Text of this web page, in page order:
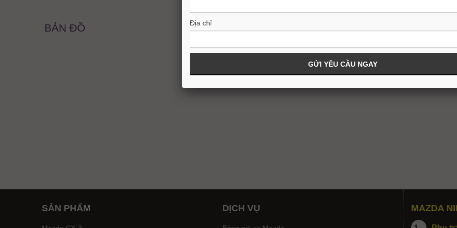
BẢN ĐỒ
SẢN PHẨM DỊCH VỤ MAZDA
Địa chỉ